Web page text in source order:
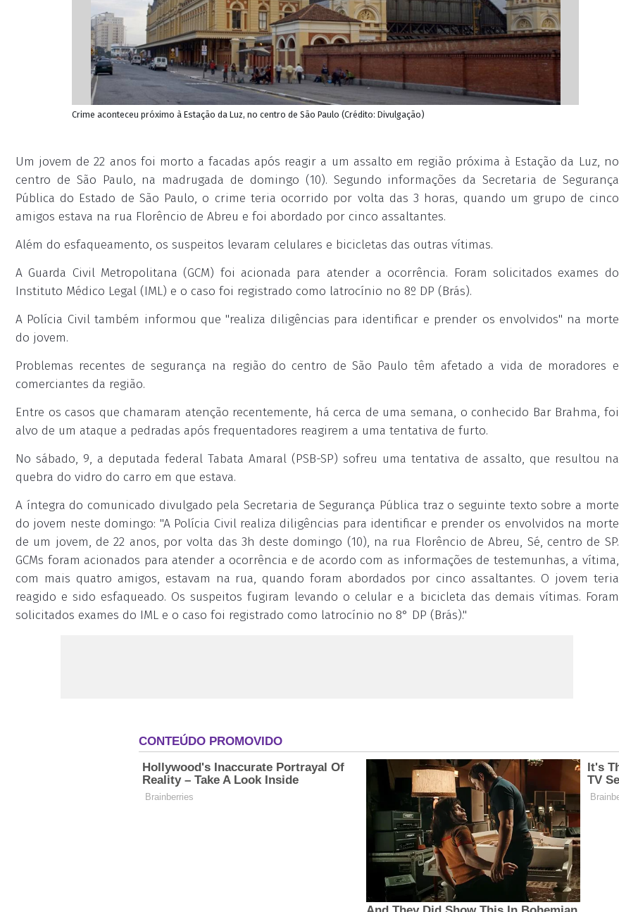
Crime aconteceu próximo à Estação da Luz, no centro de São Paulo (Crédito: Divulgação)
Um jovem de 22 anos foi morto a facadas após reagir a um assalto em região próxima à Estação da Luz, no
centro de São Paulo, na madrugada de domingo (10). Segundo informações da Secretaria de Segurança
Pública do Estado de São Paulo, o crime teria ocorrido por volta das 3 horas, quando um grupo de cinco
amigos estava na rua Florêncio de Abreu e foi abordado por cinco assaltantes.
Além do esfaqueamento, os suspeitos levaram celulares e bicicletas das outras vítimas.
A Guarda Civil Metropolitana (GCM) foi acionada para atender a ocorrência. Foram solicitados exames do
Instituto Médico Legal (IML) e o caso foi registrado como latrocínio no 8º DP (Brás).
A Polícia Civil também informou que "realiza diligências para identificar e prender os envolvidos" na morte
do jovem.
Problemas recentes de segurança na região do centro de São Paulo têm afetado a vida de moradores e
comerciantes da região.
Entre os casos que chamaram atenção recentemente, há cerca de uma semana, o conhecido Bar Brahma, foi
alvo de um ataque a pedradas após frequentadores reagirem a uma tentativa de furto.
No sábado, 9, a deputada federal Tabata Amaral (PSB-SP) sofreu uma tentativa de assalto, que resultou na
quebra do vidro do carro em que estava.
A íntegra do comunicado divulgado pela Secretaria de Segurança Pública traz o seguinte texto sobre a morte
do jovem neste domingo: "A Polícia Civil realiza diligências para identificar e prender os envolvidos na morte
de um jovem, de 22 anos, por volta das 3h deste domingo (10), na rua Florêncio de Abreu, Sé, centro de SP.
GCMs foram acionados para atender a ocorrência e de acordo com as informações de testemunhas, a vítima,
com mais quatro amigos, estavam na rua, quando foram abordados por cinco assaltantes. O jovem teria
reagido e sido esfaqueado. Os suspeitos fugiram levando o celular e a bicicleta das demais vítimas. Foram
solicitados exames do IML e o caso foi registrado como latrocínio no 8° DP (Brás)."